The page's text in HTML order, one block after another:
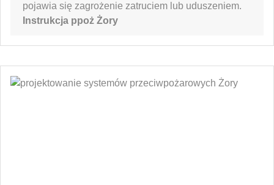
pojawia się zagrożenie zatruciem lub uduszeniem.
Instrukcja ppoż Żory